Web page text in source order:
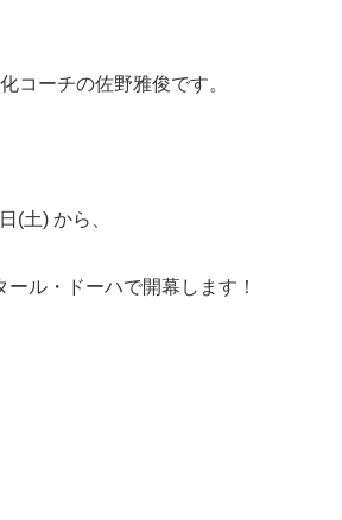
コーチの佐野雅俊です。
(土) から、
ル・ドーハで開幕します！